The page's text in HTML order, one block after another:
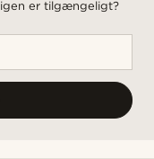
er tilgængeligt?